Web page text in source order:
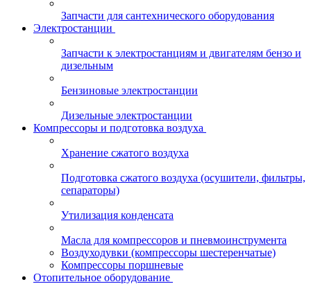
Запчасти для сантехнического оборудования
Электростанции
Запчасти к электростанциям и двигателям бензо и
дизельным
Бензиновые электростанции
Дизельные электростанции
Компрессоры и подготовка воздуха
Хранение сжатого воздуха
Подготовка сжатого воздуха (осушители, фильтры,
сепараторы)
Утилизация конденсата
Масла для компрессоров и пневмоинструмента
Воздуходувки (компрессоры шестеренчатые)
Компрессоры поршневые
Отопительное оборудование